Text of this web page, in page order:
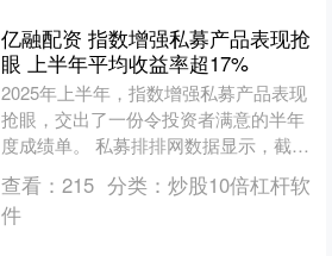
亿融配资 指数增强私募产品表现抢
眼 上半年平均收益率超17%
2025年上半年，指数增强私募产品表现
抢眼，交出了一份令投资者满意的半年
度成绩单。 私募排排网数据显示，截至
2025年6月30日，有业绩展示的705只指
数增强产....
查看： 215 分类： 炒股10倍杠杆软
件